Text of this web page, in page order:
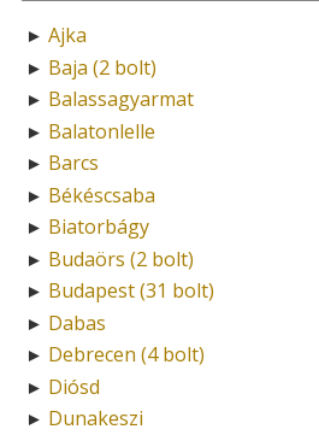
► Ajka
► Baja (2 bolt)
► Balassagyarmat
► Balatonlelle
► Barcs
► Békéscsaba
► Biatorbágy
► Budaörs (2 bolt)
► Budapest (31 bolt)
► Dabas
► Debrecen (4 bolt)
► Diósd
► Dunakeszi